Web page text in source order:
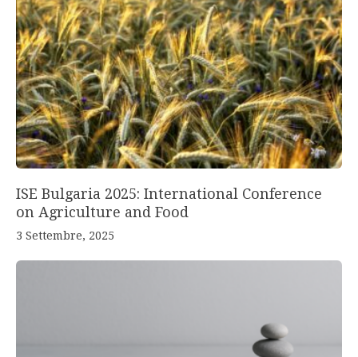
ISE Bulgaria 2025: International Conference
on Agriculture and Food
3 Settembre, 2025